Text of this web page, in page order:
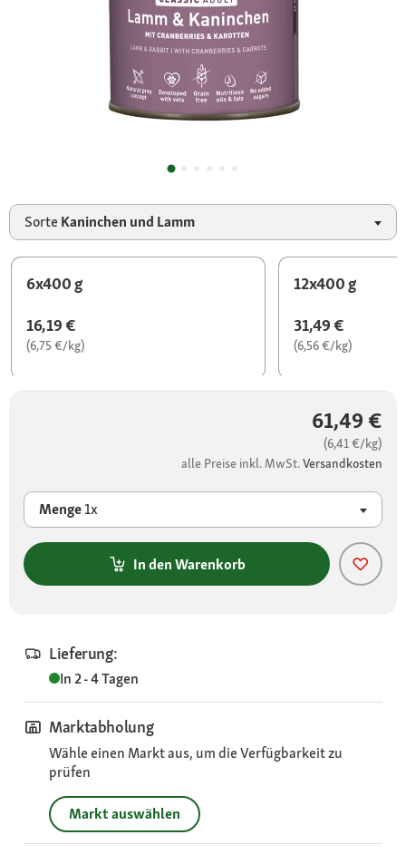
Sorte Kaninchen und Lamm
6x400 g
16,19 €
(6,75 €/kg)
12x400 g
31,49 €
(6,56 €/kg)
61,49 €
(6,41 €/kg)
alle Preise inkl. MwSt.Versandkosten
Menge1x
In den Warenkorb
Lieferung:
In 2 - 4 Tagen
Marktabholung
Wähle einen Markt aus, um die Verfügbarkeit zu
prüfen
Markt auswählen